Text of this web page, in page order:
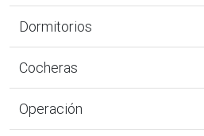
Dormitorios
Cocheras
Operación